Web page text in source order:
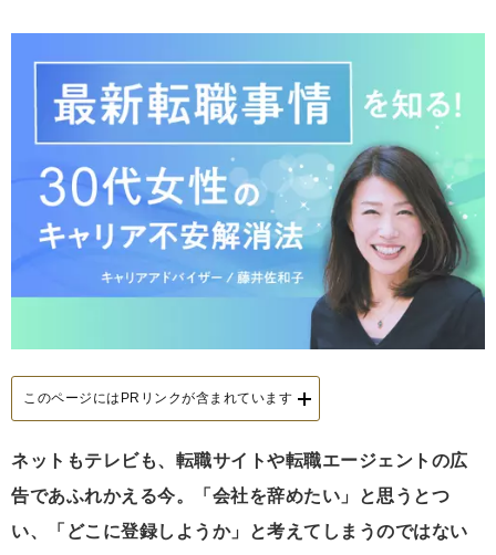
このページにはPRリンクが含まれています
ネットもテレビも、転職サイトや転職エージェントの広
告であふれかえる今。「会社を辞めたい」と思うとつ
い、「どこに登録しようか」と考えてしまうのではない